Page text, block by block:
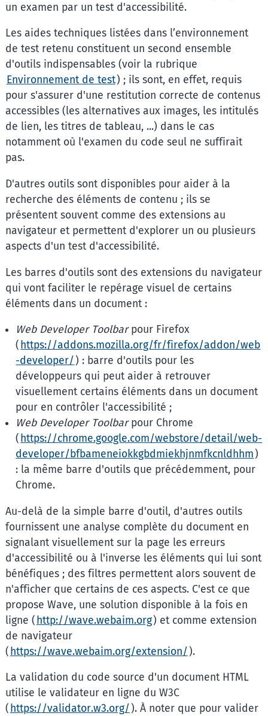
un examen par un test d'accessibilité.
Les aides techniques listées dans l’environnement
de test retenu constituent un second ensemble
d'outils indispensables (voir la rubrique
Environnement de test) ; ils sont, en effet, requis
pour s'assurer d'une restitution correcte de contenus
accessibles (les alternatives aux images, les intitulés
de lien, les titres de tableau, ...) dans le cas
notamment où l'examen du code seul ne suffirait
pas.
D'autres outils sont disponibles pour aider à la
recherche des éléments de contenu ; ils se
présentent souvent comme des extensions au
navigateur et permettent d'explorer un ou plusieurs
aspects d'un test d'accessibilité.
Les barres d'outils sont des extensions du navigateur
qui vont faciliter le repérage visuel de certains
éléments dans un document :
Web Developer Toolbarpour Firefox
( https://addons.mozilla.org/fr/firefox/addon/web
-developer/ ) : barre d'outils pour les
développeurs qui peut aider à retrouver
visuellement certains éléments dans un document
pour en contrôler l'accessibilité ;
Web Developer Toolbarpour Chrome
( https://chrome.google.com/webstore/detail/web-
developer/bfbameneiokkgbdmiekhjnmfkcnldhhm)
: la même barre d'outils que précédemment, pour
Chrome.
Au-delà de la simple barre d'outil, d'autres outils
fournissent une analyse complète du document en
signalant visuellement sur la page les erreurs
d'accessibilité ou à l'inverse les éléments qui lui sont
bénéfiques ; des filtres permettent alors souvent de
n'afficher que certains de ces aspects. C'est ce que
propose Wave, une solution disponible à la fois en
ligne (http://wave.webaim.org) et comme extension
de navigateur
(https://wave.webaim.org/extension/).
La validation du code source d'un document HTML
utilise le validateur en ligne du W3C
(https://validator.w3.org/ ). À noter que pour valider